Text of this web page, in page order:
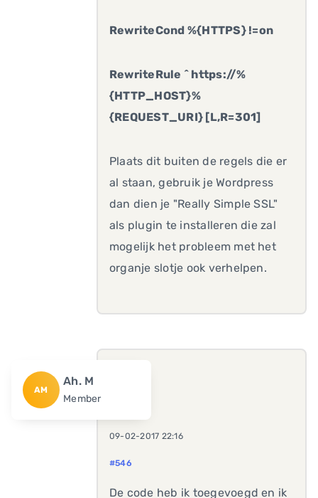
RewriteCond %{HTTPS} !=on
RewriteRule ^ https://%
{HTTP_HOST}%
{REQUEST_URI} [L,R=301]
Plaats dit buiten de regels die er
al staan, gebruik je Wordpress
dan dien je "Really Simple SSL"
als plugin te installeren die zal
mogelijk het probleem met het
organje slotje ook verhelpen.
AM
Ah. M
Member
09-02-2017 22:16
#546
De code heb ik toegevoegd en ik